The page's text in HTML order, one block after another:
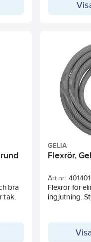
bra
tak.
GELIA
Flexrör,
Art nr:
Flexrör för
ingjutning.